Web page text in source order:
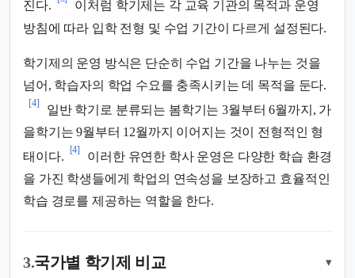
진다.
이처럼 학기제는 각 교육 기관의 목적과 운영
방침에 따라 입학 전형 및 수업 기간이 다르게 설정된다.
학기제의 운영 방식은 단순히 수업 기간을 나누는 것을
넘어, 학습자의 학업 수요를 충족시키는 데 목적을 둔다.
[4]
일반 학기로 분류되는 봄학기는 3월부터 6월까지, 가
을학기는 9월부터 12월까지 이어지는 것이 전형적인 형
태이다.
[4]
이러한 유연한 학사 운영은 다양한 학습 환경
을 가진 학생들에게 학업의 연속성을 보장하고 효율적인
학습 경로를 제공하는 역할을 한다.
3.국가별 학기제 비교 ▾